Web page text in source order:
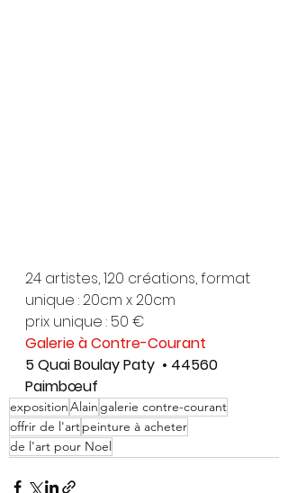
24 artistes, 120 créations, format
unique : 20cm x 20cm
prix unique : 50 €
Galerie à Contre-Courant
5 Quai Boulay Paty  • 44560
Paimbœuf
expositionAlain galerie contre-courant
offrir de l'artpeinture à acheter
de l'art pour Noel